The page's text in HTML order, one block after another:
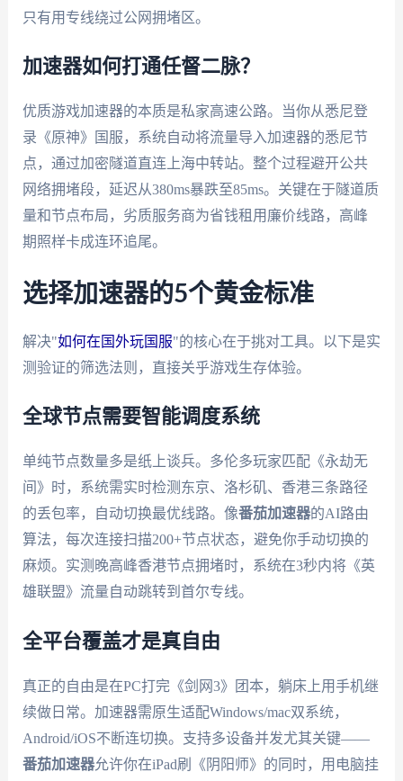
只有用专线绕过公网拥堵区。
加速器如何打通任督二脉？
优质游戏加速器的本质是私家高速公路。当你从悉尼登
录《原神》国服，系统自动将流量导入加速器的悉尼节
点，通过加密隧道直连上海中转站。整个过程避开公共
网络拥堵段，延迟从380ms暴跌至85ms。关键在于隧道质
量和节点布局，劣质服务商为省钱租用廉价线路，高峰
期照样卡成连环追尾。
选择加速器的5个黄金标准
解决"如何在国外玩国服"的核心在于挑对工具。以下是实
测验证的筛选法则，直接关乎游戏生存体验。
全球节点需要智能调度系统
单纯节点数量多是纸上谈兵。多伦多玩家匹配《永劫无
间》时，系统需实时检测东京、洛杉矶、香港三条路径
的丢包率，自动切换最优线路。像番茄加速器的AI路由
算法，每次连接扫描200+节点状态，避免你手动切换的
麻烦。实测晚高峰香港节点拥堵时，系统在3秒内将《英
雄联盟》流量自动跳转到首尔专线。
全平台覆盖才是真自由
真正的自由是在PC打完《剑网3》团本，躺床上用手机继
续做日常。加速器需原生适配Windows/mac双系统，
Android/iOS不断连切换。支持多设备并发尤其关键——
番茄加速器允许你在iPad刷《阴阳师》的同时，用电脑挂